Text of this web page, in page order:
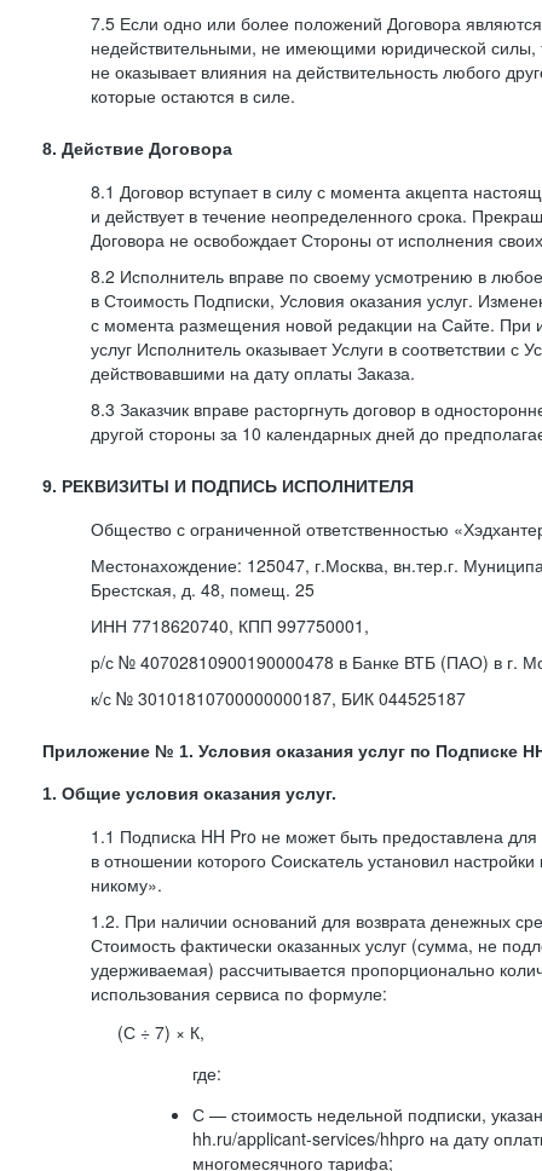
7.5 Если одно или более положений Договора
недействительными, не имеющими юридической силы,
не оказывает влияния на действительность любого
которые остаются в силе.
8. Действие Договора
8.1 Договор вступает в силу с момента акцепта
и действует в течение неопределенного срока.
Договора не освобождает Стороны от исполнения
8.2 Исполнитель вправе по своему усмотрению в
в Стоимость Подписки, Условия оказания услуг.
с момента размещения новой редакции на Сайте. При
услуг Исполнитель оказывает Услуги в соответствии с
действовавшими на дату оплаты Заказа.
8.3 Заказчик вправе расторгнуть договор в
другой стороны за 10 календарных дней до
9. РЕКВИЗИТЫ И ПОДПИСЬ ИСПОЛНИТЕЛЯ
Общество с ограниченной ответственностью
Местонахождение: 125047, г.Москва, вн.тер.г.
Брестская, д. 48, помещ. 25
ИНН 7718620740, КПП 997750001,
р/с № 40702810900190000478 в Банке ВТБ (ПАО) в г.
к/с № 30101810700000000187, БИК 044525187
Приложение № 1. Условия оказания услуг по Подписке
1. Общие условия оказания услуг.
1.1 Подписка HH Pro не может быть предоставлена
в отношении которого Соискатель установил
никому».
1.2. При наличии оснований для возврата денежных
Стоимость фактически оказанных услуг (сумма, не
удерживаемая) рассчитывается пропорционально
использования сервиса по формуле:
(С ÷ 7) × К,
где:
С — стоимость недельной подписки,
hh.ru/applicant-services/hhpro на дату
многомесячного тарифа;